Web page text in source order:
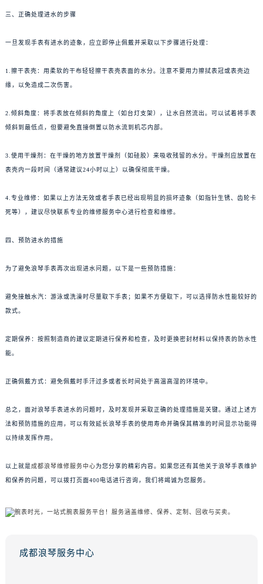
三、正确处理进水的步骤
一旦发现手表有进水的迹象，应立即停止佩戴并采取以下步骤进行处理：
1.擦干表壳：用柔软的干布轻轻擦干表壳表面的水分。注意不要用力擦拭表冠或表壳边
缘，以免造成二次伤害。
2.倾斜角度：将手表放在倾斜的角度上（如台灯支架），让水自然流出。可以试着将手表
倾斜到最低点，但要避免直接倒置以防水流到机芯内部。
3.使用干燥剂：在干燥的地方放置干燥剂（如硅胶）来吸收残留的水分。干燥剂应放置在
表壳内一段时间（通常建议24小时以上）以确保彻底干燥。
4.专业维修：如果以上方法无效或者手表已经出现明显的损坏迹象（如指针生锈、齿轮卡
死等），建议尽快联系专业的维修服务中心进行检查和维修。
四、预防进水的措施
为了避免浪琴手表再次出现进水问题，以下是一些预防措施：
避免接触水汽：游泳或洗澡时尽量取下手表；如果不方便取下，可以选择防水性能较好的
款式。
定期保养：按照制造商的建议定期进行保养和检查，及时更换密封材料以保持表的防水性
能。
正确佩戴方式：避免佩戴时手汗过多或者长时间处于高温高湿的环境中。
总之，面对浪琴手表进水的问题时，及时发现并采取正确的处理措施是关键。通过上述方
法和预防措施的应用，可以有效延长浪琴手表的使用寿命并确保其精准的时间显示功能得
以持续发挥作用。
以上就是成都浪琴维修服务中心为您分享的精彩内容。如果您还有其他关于浪琴手表维护
和保养的问题，可以拨打页面400电话进行咨询，我们将竭诚为您服务。
成都浪琴服务中心